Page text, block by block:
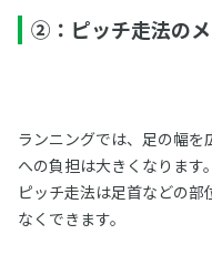
②：ピッチ走法の
ランニングでは、足の幅
への負担は大きくなります。
ピッチ走法は足首などの
なくできます。